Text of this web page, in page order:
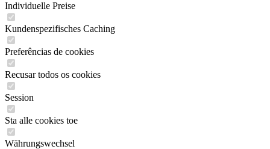
Individuelle Preise
Kundenspezifisches Caching
Preferências de cookies
Recusar todos os cookies
Session
Sta alle cookies toe
Währungswechsel